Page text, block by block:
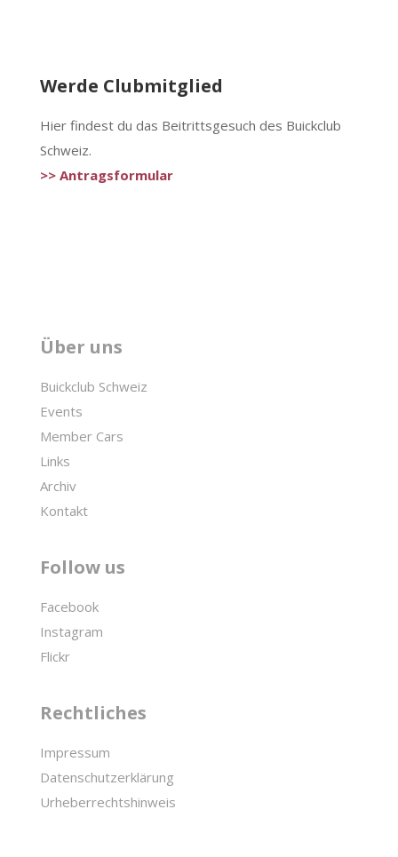
Werde Clubmitglied
Hier findest du das Beitrittsgesuch des Buickclub
Schweiz.
>> Antragsformular
Über uns
Buickclub Schweiz
Events
Member Cars
Links
Archiv
Kontakt
Follow us
Facebook
Instagram
Flickr
Rechtliches
Impressum
Datenschutzerklärung
Urheberrechtshinweis